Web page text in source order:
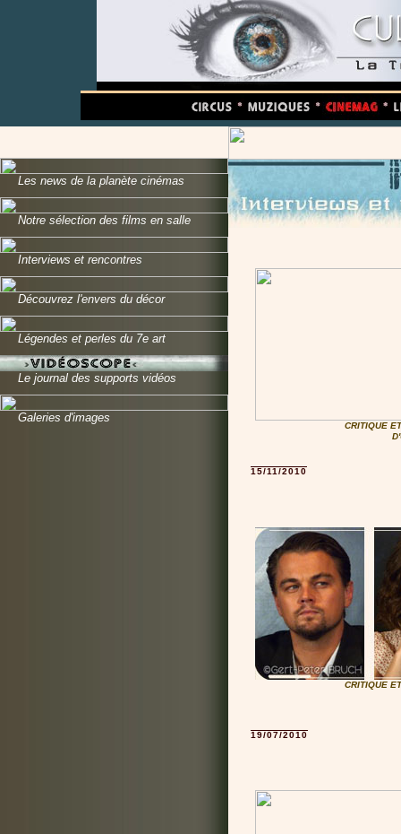
Les news de la planète cinémas
Notre sélection des films en salle
Interviews et rencontres
Découvrez l'envers du décor
Légendes et perles du 7e art
Le journal des supports vidéos
Galeries d'images
CRITIQUE
15/11/2010
CRITIQUE
19/07/2010